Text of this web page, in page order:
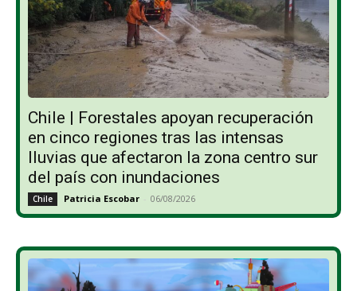
Chile | Forestales apoyan recuperación
en cinco regiones tras las intensas
lluvias que afectaron la zona centro sur
del país con inundaciones
Chile Patricia Escobar - 06/08/2026